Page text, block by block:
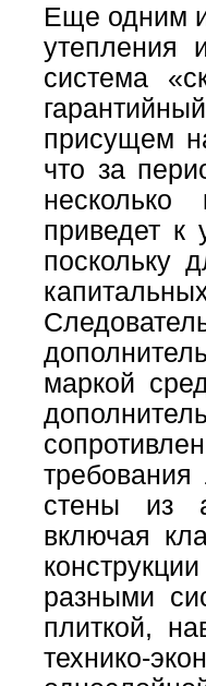
Еще одним
утепления
система
присущем
что за
несколько
приведет к
поскольку
маркой
требования
стены из
включая
разными
плиткой,
технико-